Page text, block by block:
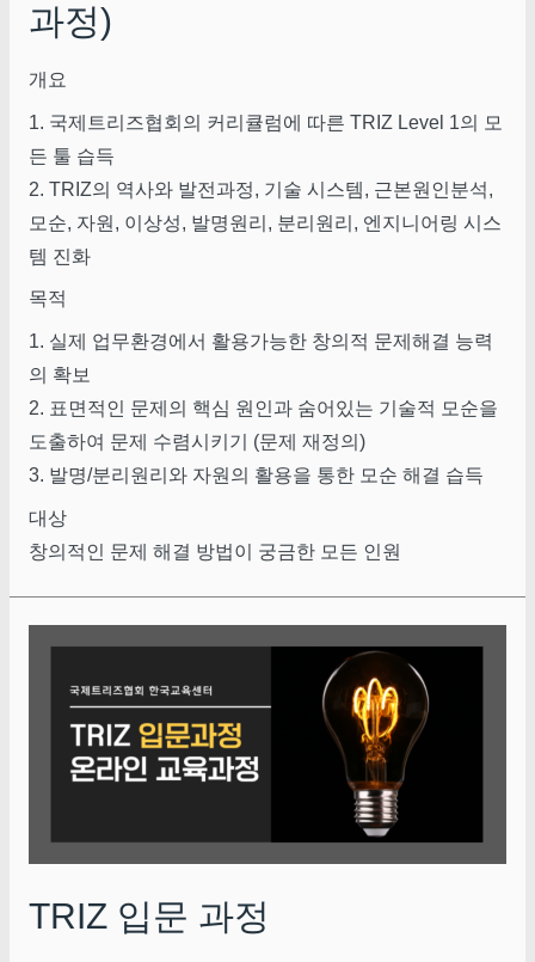
과정)
개요
1. 국제트리즈협회의 커리큘럼에 따른 TRIZ Level 1의 모
든 툴 습득
2. TRIZ의 역사와 발전과정, 기술 시스템, 근본원인분석,
모순, 자원, 이상성, 발명원리, 분리원리, 엔지니어링 시스
템 진화
목적
1. 실제 업무환경에서 활용가능한 창의적 문제해결 능력
의 확보
2. 표면적인 문제의 핵심 원인과 숨어있는 기술적 모순을
도출하여 문제 수렴시키기 (문제 재정의)
3. 발명/분리원리와 자원의 활용을 통한 모순 해결 습득
대상
창의적인 문제 해결 방법이 궁금한 모든 인원
TRIZ 입문 과정